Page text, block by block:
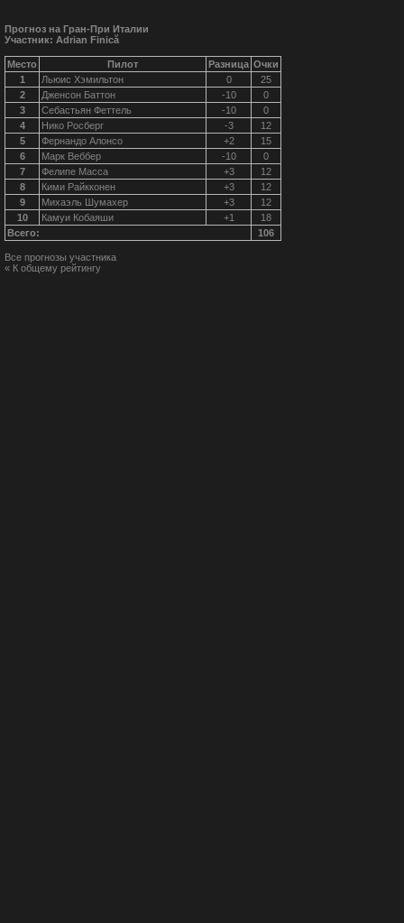
Прогноз на Гран-При Италии
Участник: Adrian Finică
Место Пилот Разница Очки
1
Льюис Хэмильтон 0
25
2
Дженсон Баттон -10
0
3
Себастьян Феттель -10
0
4
Нико Росберг -3
12
5
Фернандо Алонсо +2
15
6
Марк Веббер -10
0
7
Фелипе Масса +3
12
8
Кими Райкконен +3
12
9
Михаэль Шумахер +3
12
10
Камуи Кобаяши +1
18
Всего:
106
Все прогнозы участника
« К общему рейтингу